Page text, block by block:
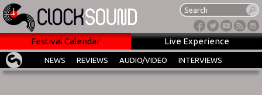
Festival Calendar Live Experience
NEWS REVIEWS AUDIO/VIDEO INTERVIEWS